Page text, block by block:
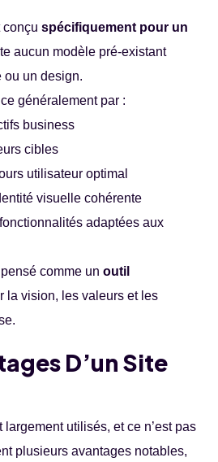
conçu spécifiquement pour un
aucun modèle pré-existant
ou un design.
généralement par :
business
cibles
utilisateur optimal
visuelle cohérente
adaptées aux
comme un outil
la vision, les valeurs et les
D’un Site
largement utilisés, et ce n’est pas
plusieurs avantages notables,